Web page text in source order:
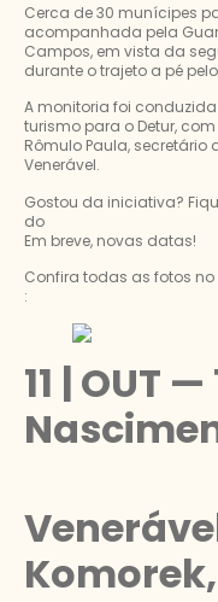
Cerca de 30 munícipes
acompanhada pela
Campos, em vista da
durante o trajeto a pé
A monitoria foi
turismo para o Detur,
Rômulo Paula,
Venerável.
Gostou da iniciativa?
do
Em breve, novas datas!
Confira todas as fotos
:
11 | OUT
Komorek,